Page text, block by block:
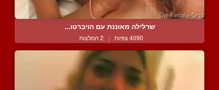
שרלילה מאוננת עם הויברטו...
4090 צפיות | 2 המלצות